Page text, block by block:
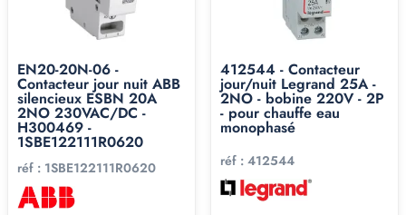
EN20-20N-06 -
Contacteur jour nuit ABB
silencieux ESBN 20A
2NO 230VAC/DC -
H300469 -
1SBE122111R0620
réf : 1SBE122111R0620
412544 - Contacteur
jour/nuit Legrand 25A -
2NO - bobine 220V - 2P
- pour chauffe eau
monophasé
réf : 412544